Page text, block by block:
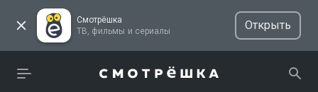
Смотрёшка
ТВ, фильмы и сериалы
Открыть